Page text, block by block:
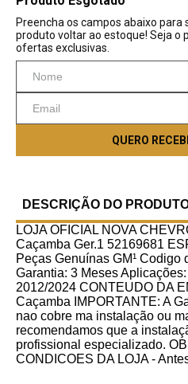
DESCRIÇÃO DO
LOJA OFICIAL NOVA
Caçamba Ger.1 52169681
Peças Genuínas GM¹ Codigo
Garantia: 3 Meses
2012/2024 CONTEUDO DA
Caçamba IMPORTANTE: A
nao cobre ma instalação ou
recomendamos que a
profissional especializado.
CONDICOES DA LOJA -